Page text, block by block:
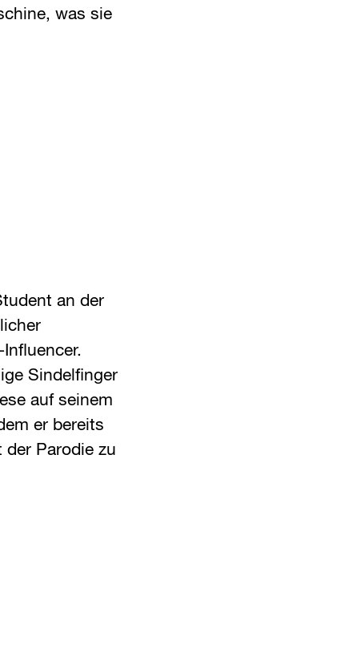
was sie
an der
Sindelfinger
auf seinem
er bereits
Parodie zu